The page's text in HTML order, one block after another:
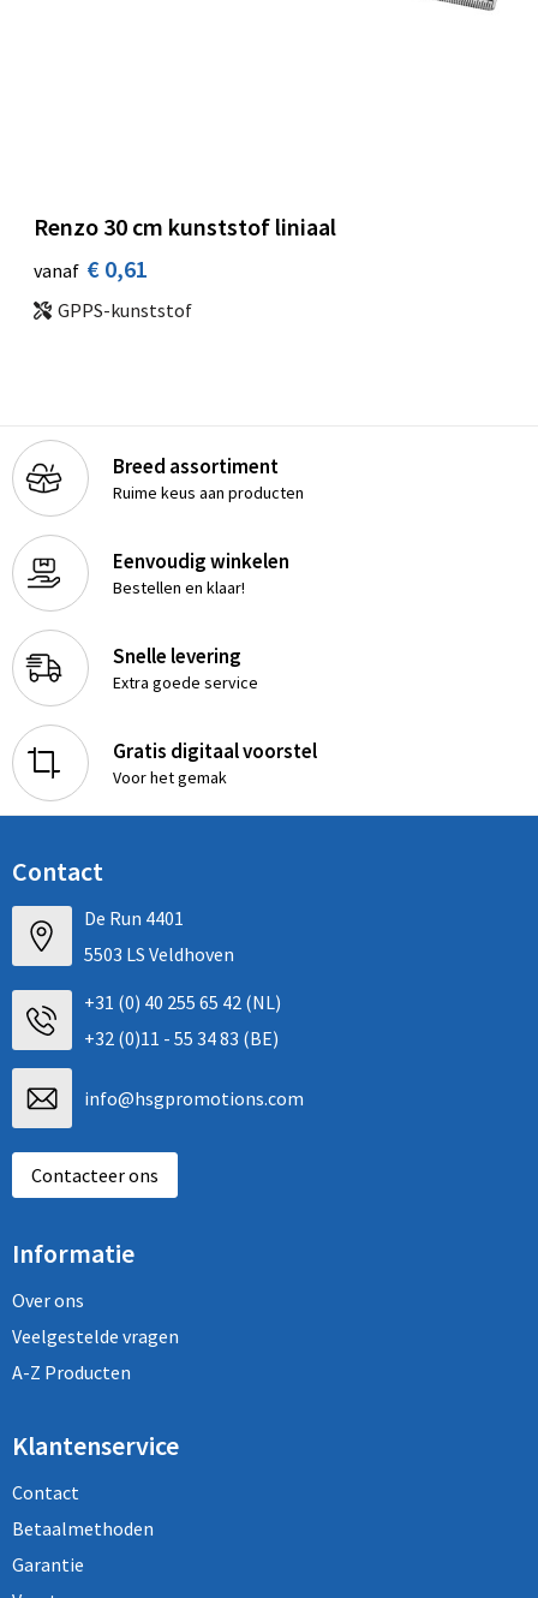
Renzo 30 cm kunststof liniaal
vanaf € 0,61
GPPS-kunststof
Breed assortiment
Ruime keus aan producten
Eenvoudig winkelen
Bestellen en klaar!
Snelle levering
Extra goede service
Gratis digitaal voorstel
Voor het gemak
Contact
De Run 4401
5503 LS Veldhoven
+31 (0) 40 255 65 42 (NL)
+32 (0)11 - 55 34 83 (BE)
info@hsgpromotions.com
Contacteer ons
Informatie
Over ons
Veelgestelde vragen
A-Z Producten
Klantenservice
Contact
Betaalmethoden
Garantie